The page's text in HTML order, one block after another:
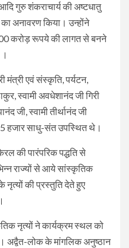
गुरु शंकराचार्य की अष्टधातु
अनावरण किया। उन्होंने
करोड़ रूपये की लागत से बनने
मंत्री एवं संस्कृति, पर्यटन,
स्वामी अवधेशानंद जी गिरी
जी, स्वामी तीर्थानंद जी
हजार साधु-संत उपस्थित थे।
की पारंपरिक पद्धति से
राज्यों से आये सांस्कृतिक
नृत्यों की प्रस्तुति देते हुए
नृत्यों ने कार्यक्रम स्थल को
अद्वैत-लोक के मांगलिक अनुष्ठान